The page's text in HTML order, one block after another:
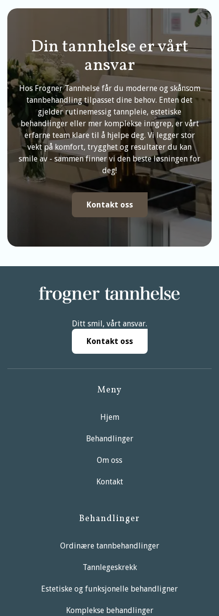
Din tannhelse er vårt
ansvar
Hos Frogner Tannhelse får du moderne og skånsom
tannbehandling tilpasset dine behov. Enten det
gjelder rutinemessig tannpleie, estetiske
behandlinger eller mer komplekse inngrep, er vårt
erfarne team klare til å hjelpe deg. Vi legger stor
vekt på komfort, trygghet og resultater du kan
smile av - sammen finner vi den beste løsningen for
deg!
Kontakt oss
Ditt smil, vårt ansvar.
Kontakt oss
Meny
Hjem
Behandlinger
Om oss
Kontakt
Behandlinger
Ordinære tannbehandlinger
Tannlegeskrekk
Estetiske og funksjonelle behandligner
Komplekse behandlinger